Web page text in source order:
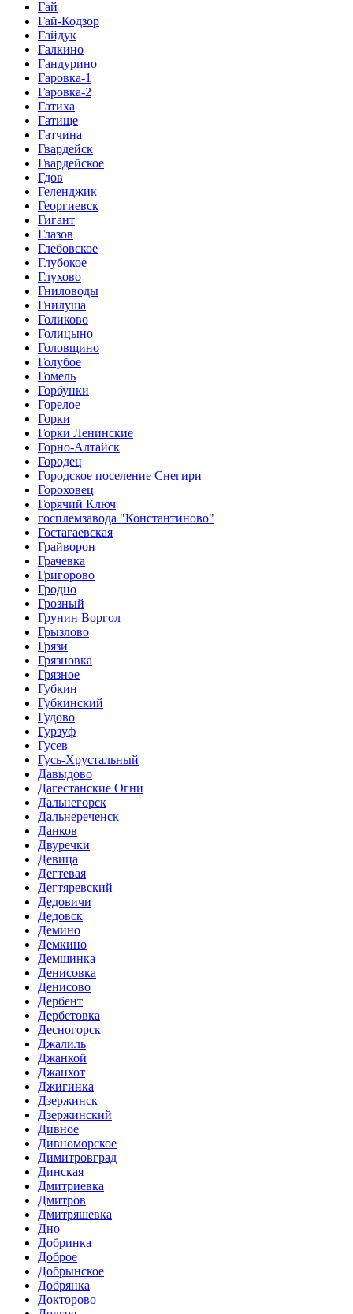
Гай
Гай-Кодзор
Гайдук
Галкино
Гандурино
Гаровка-1
Гаровка-2
Гатиха
Гатище
Гатчина
Гвардейск
Гвардейское
Гдов
Геленджик
Георгиевск
Гигант
Глазов
Глебовское
Глубокое
Глухово
Гниловоды
Гнилуша
Голиково
Голицыно
Головщино
Голубое
Гомель
Горбунки
Горелое
Горки
Горки Ленинские
Горно-Алтайск
Городец
Городское поселение Снегири
Гороховец
Горячий Ключ
госплемзавода "Константиново"
Гостагаевская
Грайворон
Грачевка
Григорово
Гродно
Грозный
Грунин Воргол
Грызлово
Грязи
Грязновка
Грязное
Губкин
Губкинский
Гудово
Гурзуф
Гусев
Гусь-Хрустальный
Давыдово
Дагестанские Огни
Дальнегорск
Дальнереченск
Данков
Двуречки
Девица
Дегтевая
Дегтяревский
Дедовичи
Дедовск
Демино
Демкино
Демшинка
Денисовка
Денисово
Дербент
Дербетовка
Десногорск
Джалиль
Джанкой
Джанхот
Джигинка
Дзержинск
Дзержинский
Дивное
Дивноморское
Димитровград
Динская
Дмитриевка
Дмитров
Дмитряшевка
Дно
Добринка
Доброе
Добрынское
Добрянка
Докторово